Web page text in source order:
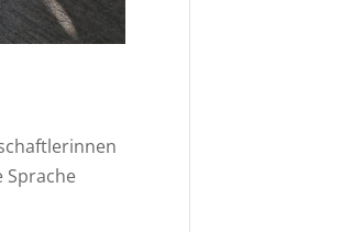
Sprache